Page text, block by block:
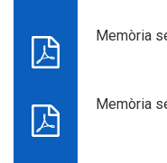
Memòria
Memòria